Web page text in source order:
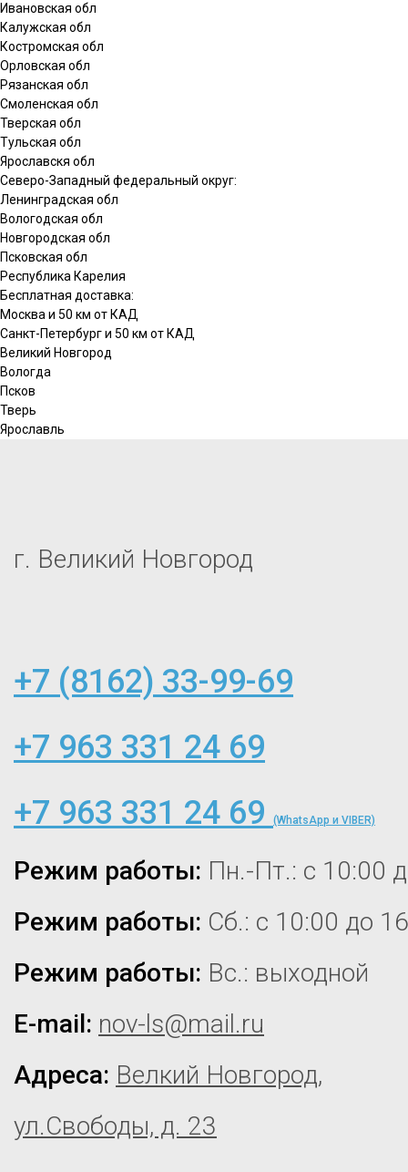
Ивановская обл
Калужская обл
Костромская обл
Орловская обл
Рязанская обл
Смоленская обл
Тверская обл
Тульская обл
Ярославскя обл
Северо-Западный федеральный округ:
Ленинградская обл
Вологодская обл
Новгородская обл
Псковская обл
Республика Карелия
Бесплатная доставка:
Москва и 50 км от КАД
Санкт-Петербург и 50 км от КАД
Великий Новгород
Вологда
Псков
Тверь
Ярославль
г. Великий Новгород
+7 (8162) 33-99-69
+7 963 331 24 69
+7 963 331 24 69
(WhatsApp и VIBER)
Режим работы: Пн.-Пт.: с 10:00
Режим работы: Сб.: с 10:00 до
Режим работы: Вс.: выходной
E-mail: nov-ls@mail.ru
Адреса: Велкий Новгород,
ул.Свободы, д. 23